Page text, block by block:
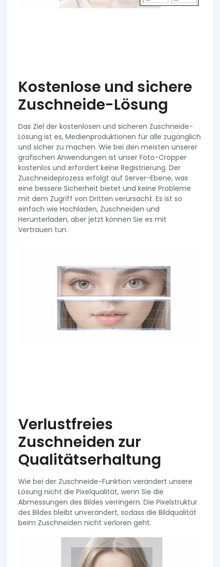
Kostenlose und sichere
Zuschneide-Lösung
Das Ziel der kostenlosen und sicheren Zuschneide-
Lösung ist es, Medienproduktionen für alle zugänglich
und sicher zu machen. Wie bei den meisten unserer
grafischen Anwendungen ist unser Foto-Cropper
kostenlos und erfordert keine Registrierung. Der
Zuschneideprozess erfolgt auf Server-Ebene, was
eine bessere Sicherheit bietet und keine Probleme
mit dem Zugriff von Dritten verursacht. Es ist so
einfach wie Hochladen, Zuschneiden und
Herunterladen, aber jetzt können Sie es mit
Vertrauen tun.
Verlustfreies
Zuschneiden zur
Qualitätserhaltung
Wie bei der Zuschneide-Funktion verändert unsere
Lösung nicht die Pixelqualität, wenn Sie die
Abmessungen des Bildes verringern. Die Pixelstruktur
des Bildes bleibt unverändert, sodass die Bildqualität
beim Zuschneiden nicht verloren geht.